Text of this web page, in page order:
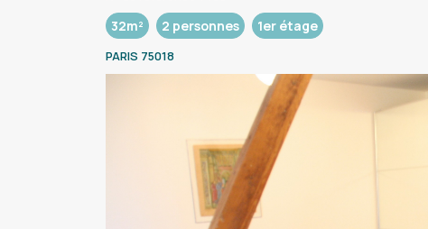
32m² 2 personnes 1er étage
PARIS 75018